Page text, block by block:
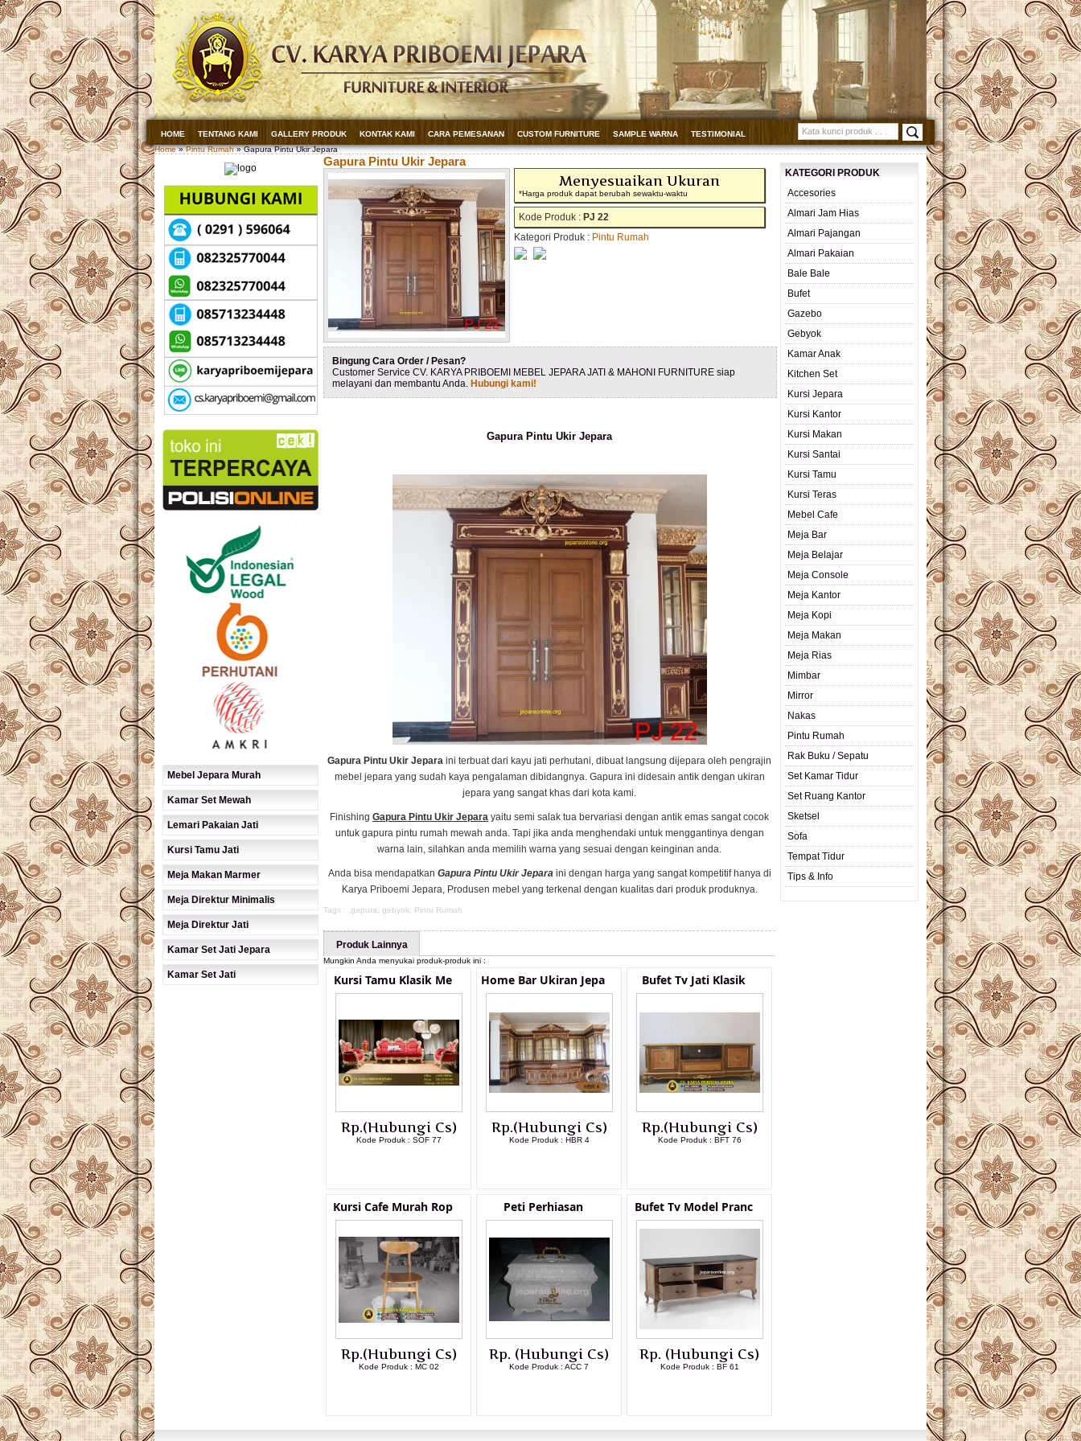
HOME TENTANG KAMI GALLERY PRODUK KONTAK KAMI CARA PEMESANAN CUSTOM FURNITURE SAMPLE WARNA
TESTIMONIAL
Home»Pintu Rumah» Gapura Pintu Ukir Jepara
Mebel Jepara Murah
Kamar Set Mewah
Lemari Pakaian Jati
Kursi Tamu Jati
Meja Makan Marmer
Meja Direktur Minimalis
Meja Direktur Jati
Kamar Set Jati Jepara
Kamar Set Jati
Gapura Pintu Ukir Jepara
Menyesuaikan Ukuran
*Harga produk dapat berubah sewaktu-waktu
Kode Produk : PJ 22
Kategori Produk : Pintu Rumah
Bingung Cara Order / Pesan?
Customer Service CV. KARYA PRIBOEMI MEBEL JEPARA JATI & MAHONI FURNITURE siap
melayani dan membantu Anda. Hubungi kami!
Gapura Pintu Ukir Jepara
Gapura Pintu Ukir Jepara ini terbuat dari kayu jati perhutani, dibuat langsung dijepara oleh pengrajin
mebel jepara yang sudah kaya pengalaman dibidangnya. Gapura ini didesain antik dengan ukiran
jepara yang sangat khas dari kota kami.
Finishing Gapura Pintu Ukir Jepara yaitu semi salak tua bervariasi dengan antik emas sangat cocok
untuk gapura pintu rumah mewah anda. Tapi jika anda menghendaki untuk menggantinya dengan
warna lain, silahkan anda memilih warna yang sesuai dengan keinginan anda.
Anda bisa mendapatkan Gapura Pintu Ukir Jeparaini dengan harga yang sangat kompetitif hanya di
Karya Priboemi Jepara, Produsen mebel yang terkenal dengan kualitas dari produk produknya.
Tags : , gapura gebyok Pintu Rumah
Produk Lainnya
Mungkin Anda menyukai produk-produk ini :
Kursi Tamu Klasik Me
Rp.(Hubungi Cs)
Kode Produk : SOF 77
Home Bar Ukiran Jepa
Rp.(Hubungi Cs)
Kode Produk : HBR 4
Bufet Tv Jati Klasik
Rp.(Hubungi Cs)
Kode Produk : BFT 76
Kursi Cafe Murah Rop
Rp.(Hubungi Cs)
Kode Produk : MC 02
Peti Perhiasan
Rp. (Hubungi Cs)
Kode Produk : ACC 7
Bufet Tv Model Pranc
Rp. (Hubungi Cs)
Kode Produk : BF 61
KATEGORI PRODUK
Accesories
Almari Jam Hias
Almari Pajangan
Almari Pakaian
Bale Bale
Bufet
Gazebo
Gebyok
Kamar Anak
Kitchen Set
Kursi Jepara
Kursi Kantor
Kursi Makan
Kursi Santai
Kursi Tamu
Kursi Teras
Mebel Cafe
Meja Bar
Meja Belajar
Meja Console
Meja Kantor
Meja Kopi
Meja Makan
Meja Rias
Mimbar
Mirror
Nakas
Pintu Rumah
Rak Buku / Sepatu
Set Kamar Tidur
Set Ruang Kantor
Sketsel
Sofa
Tempat Tidur
Tips & Info